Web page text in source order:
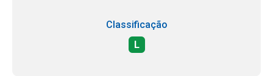
Classificação
L